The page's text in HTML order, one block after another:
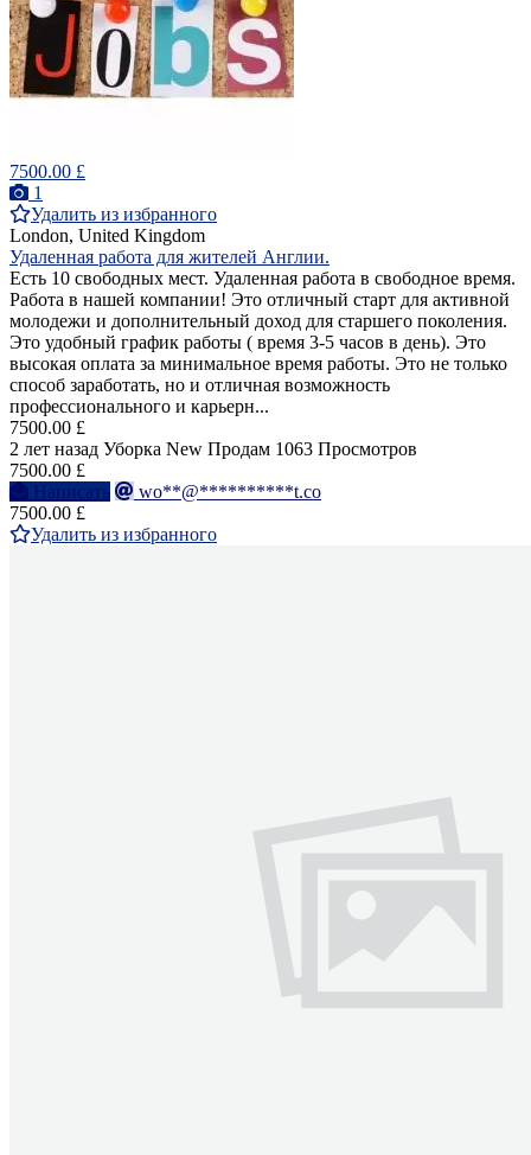
7500.00 £
1
Удалить из избранного
London, United Kingdom
Удаленная работа для жителей Англии.
Есть 10 свободных мест. Удаленная работа в свободное время.
Работа в нашей компании! Это отличный старт для активной
молодежи и дополнительный доход для старшего поколения.
Это удобный график работы ( время 3-5 часов в день). Это
высокая оплата за минимальное время работы. Это не только
способ заработать, но и отличная возможность
профессионального и карьерн...
7500.00 £
2 лет назад Уборка New Продам 1063 Просмотров
7500.00 £
Написать
wo**@**********t.co
7500.00 £
Удалить из избранного